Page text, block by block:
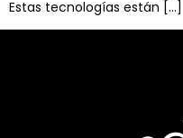
Estas tecnologías están […]